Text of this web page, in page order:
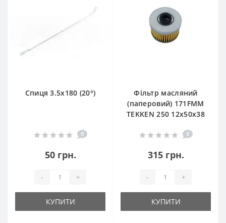
Спиця 3.5х180 (20°)
0
50 грн.
- +
КУПИТИ
Фільтр масляний
(паперовий) 171FMM
TEKKEN 250 12х50х38
0
315 грн.
- +
КУПИТИ